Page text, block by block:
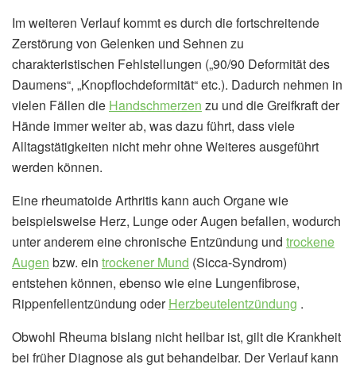
Im weiteren Verlauf kommt es durch die fortschreitende
Zerstörung von Gelenken und Sehnen zu
charakteristischen Fehlstellungen („90/90 Deformität des
Daumens“, „Knopflochdeformität“ etc.). Dadurch nehmen in
vielen Fällen die Handschmerzen zu und die Greifkraft der
Hände immer weiter ab, was dazu führt, dass viele
Alltagstätigkeiten nicht mehr ohne Weiteres ausgeführt
werden können.
Eine rheumatoide Arthritis kann auch Organe wie
beispielsweise Herz, Lunge oder Augen befallen, wodurch
unter anderem eine chronische Entzündung und trockene
Augen bzw. ein trockener Mund (Sicca-Syndrom)
entstehen können, ebenso wie eine Lungenfibrose,
Rippenfellentzündung oderHerzbeutelentzündung .
Obwohl Rheuma bislang nicht heilbar ist, gilt die Krankheit
bei früher Diagnose als gut behandelbar. Der Verlauf kann